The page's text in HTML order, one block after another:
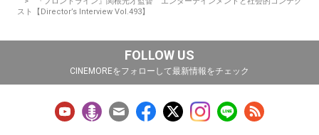
スト【Director’s Interview Vol.493】
FOLLOW US
CINEMOREをフォローして最新情報をチェック